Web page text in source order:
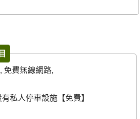
停車, 免費無線網路,
私人停車設施【免費】